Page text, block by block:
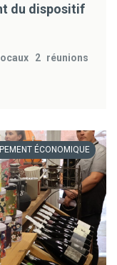
du dispositif
2 réunions
ÉCONOMIQUE